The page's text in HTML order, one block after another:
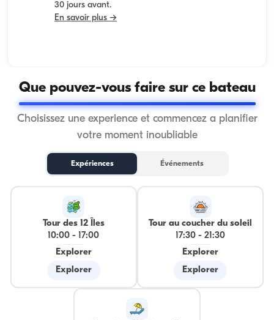
30 jours avant.
En savoir plus →
Que pouvez-vous faire sur ce bateau
Choisissez une experience et commencez a planifier
votre moment inoubliable
Expériences Événements
Tour des 12 Îles
10:00 -
17:00
Explorer
Explorer
Tour au coucher du soleil
17:30 -21:30
Explorer
Explorer